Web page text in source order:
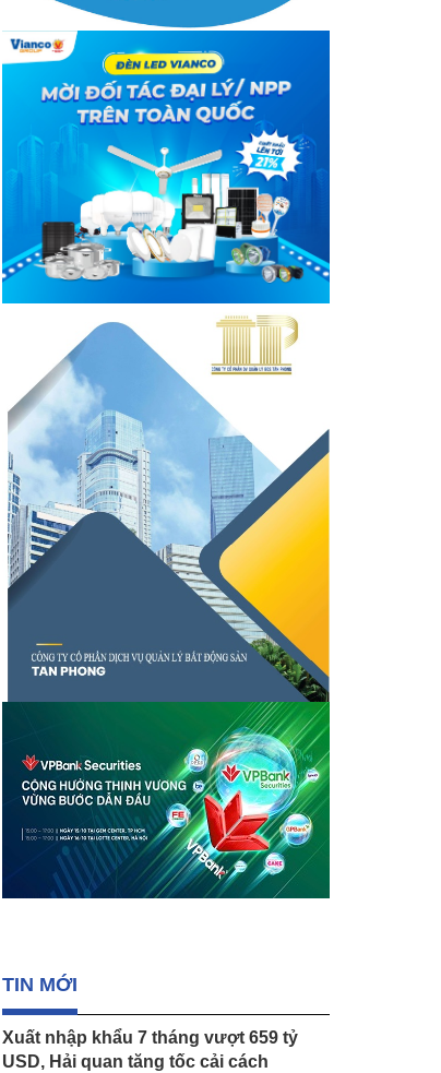
TIN MỚI
Xuất nhập khẩu 7 tháng vượt 659 tỷ
USD, Hải quan tăng tốc cải cách